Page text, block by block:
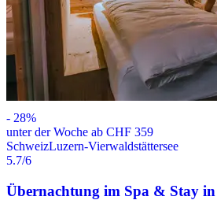
- 28%
unter der Woche ab CHF 359
SchweizLuzern-Vierwaldstättersee
5.7/6
Übernachtung im Spa & Stay